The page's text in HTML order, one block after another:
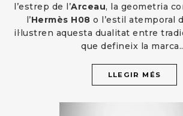
l’estrep de l’Arceau, la geometria
l’Hermès H08 o l’estil atemporal
il·lustren aquesta dualitat entre
que defineix la marca.
LLEGIR MÉS